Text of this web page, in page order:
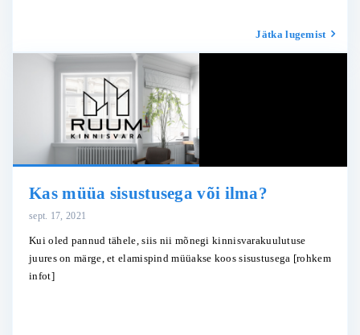
Jätka lugemist
Kas müüa sisustusega või ilma?
sept. 17, 2021
Kui oled pannud tähele, siis nii mõnegi kinnisvarakuulutuse
juures on märge, et elamispind müüakse koos sisustusega [rohkem
infot]